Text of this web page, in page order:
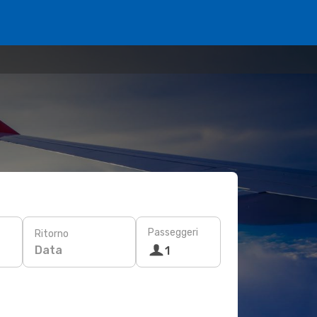
Ritorno
Data
Passeggeri
1